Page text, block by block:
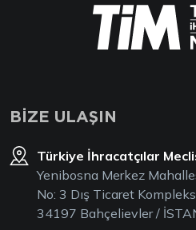
BİZE ULAŞIN
Türkiye İhracatçılar
Yenibosna Merkez
No: 3 Dış Ticaret
34197 Bahçelievler /